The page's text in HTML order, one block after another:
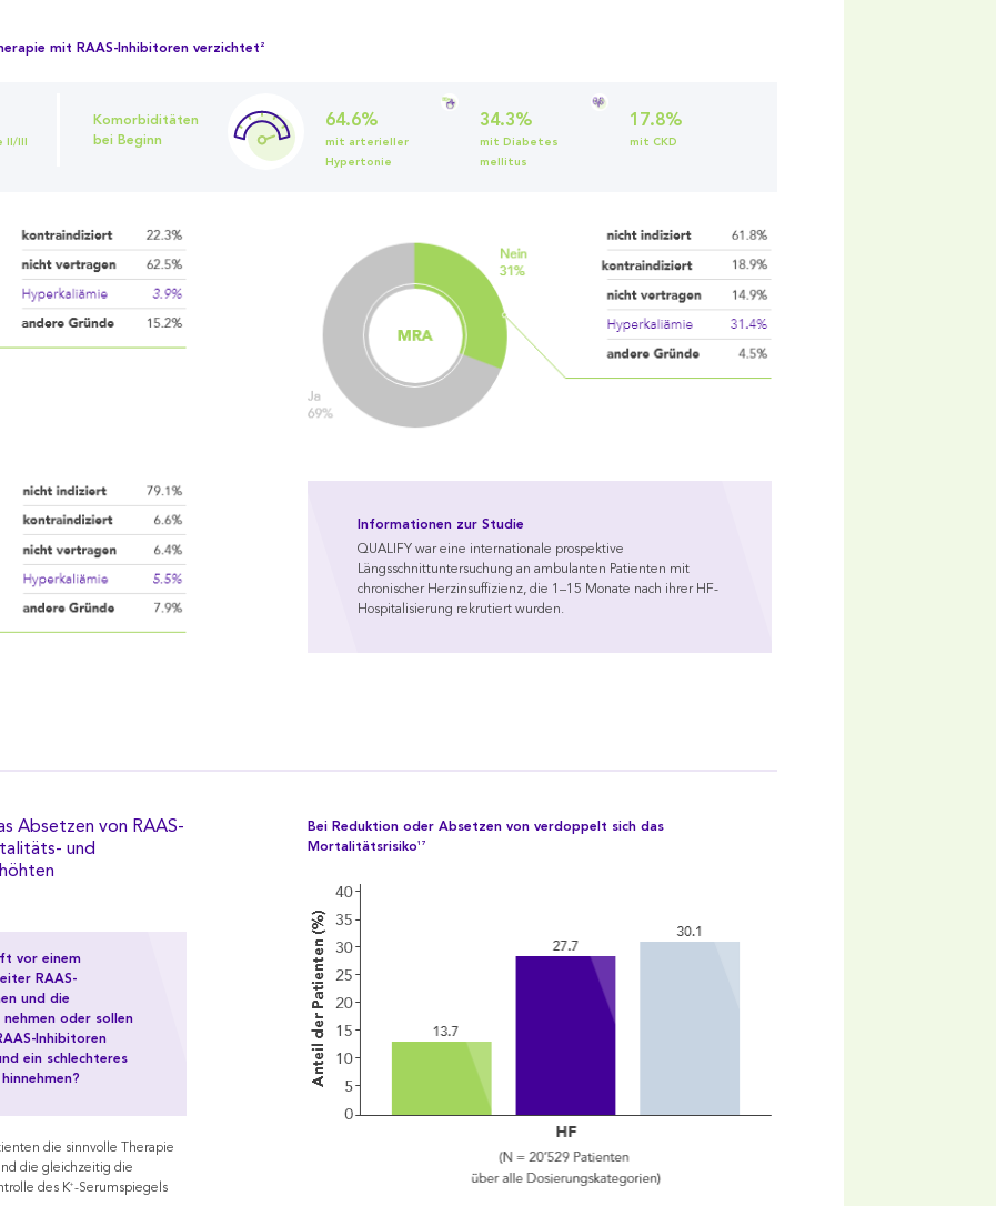
mit RAAS-Inhibitoren verzichtet 2
II/III
Komorbiditäten
bei Beginn
64.6%
mit arterieller
Hypertonie
34.3%
mit Diabetes
mellitus
17.8%
mit CKD
Informationen zur Studie
QUALIFY war eine internationale prospektive
Längsschnittuntersuchung an ambulanten Patienten mit
chronischer Herzinsuffizienz, die 1–15 Monate nach ihrer HF-
Hospitalisierung rekrutiert wurden.
Absetzen von RAAS-
und
vor einem
RAAS-
und die
nehmen oder sollen
Inhibitoren
ein schlechteres
die sinnvolle Therapie
die gleichzeitig die
des K+-Serumspiegels
Bei Reduktion oder Absetzen von verdoppelt sich das
Mortalitätsrisiko17